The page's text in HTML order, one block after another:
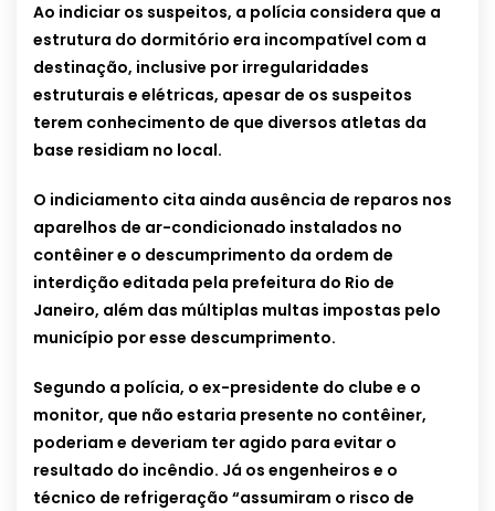
Ao indiciar os suspeitos, a polícia considera que a
estrutura do dormitório era incompatível com a
destinação, inclusive por irregularidades
estruturais e elétricas, apesar de os suspeitos
terem conhecimento de que diversos atletas da
base residiam no local.
O indiciamento cita ainda ausência de reparos nos
aparelhos de ar-condicionado instalados no
contêiner e o descumprimento da ordem de
interdição editada pela prefeitura do Rio de
Janeiro, além das múltiplas multas impostas pelo
município por esse descumprimento.
Segundo a polícia, o ex-presidente do clube e o
monitor, que não estaria presente no contêiner,
poderiam e deveriam ter agido para evitar o
resultado do incêndio. Já os engenheiros e o
técnico de refrigeração “assumiram o risco de